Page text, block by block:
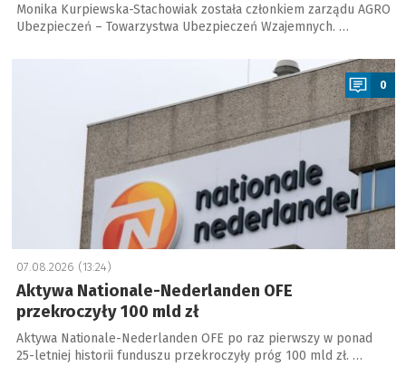
Monika Kurpiewska-Stachowiak została członkiem zarządu AGRO
Ubezpieczeń – Towarzystwa Ubezpieczeń Wzajemnych. …
0
07.08.2026 (13:24)
Aktywa Nationale-Nederlanden OFE
przekroczyły 100 mld zł
Aktywa Nationale-Nederlanden OFE po raz pierwszy w ponad
25-letniej historii funduszu przekroczyły próg 100 mld zł. …